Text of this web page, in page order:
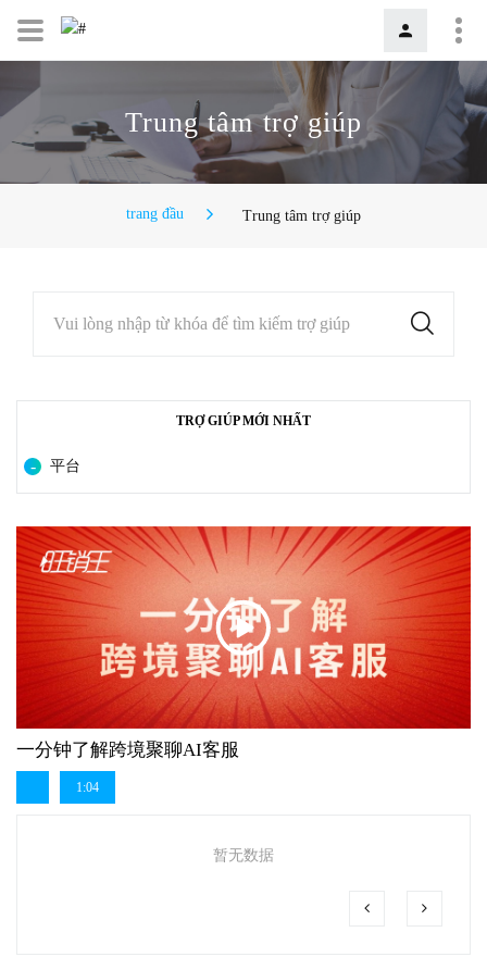
Trung tâm trợ giúp
trang đầu Trung tâm trợ giúp
Vui lòng nhập từ khóa để tìm kiếm trợ giúp
TRỢ GIÚP MỚI NHẤT
平台
一分钟了解跨境聚聊AI客服
1:04
暂无数据